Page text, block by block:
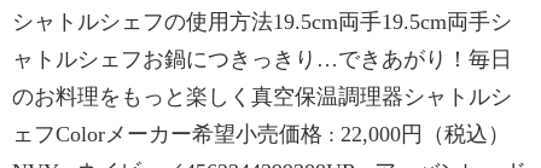
シャトルシェフの使用方法19.5cm両手19.5cm両手シ
ャトルシェフお鍋につきっきり…できあがり！毎日
のお料理をもっと楽しく真空保温調理器シャトルシ
ェフColorメーカー希望小売価格 : 22,000円（税込）